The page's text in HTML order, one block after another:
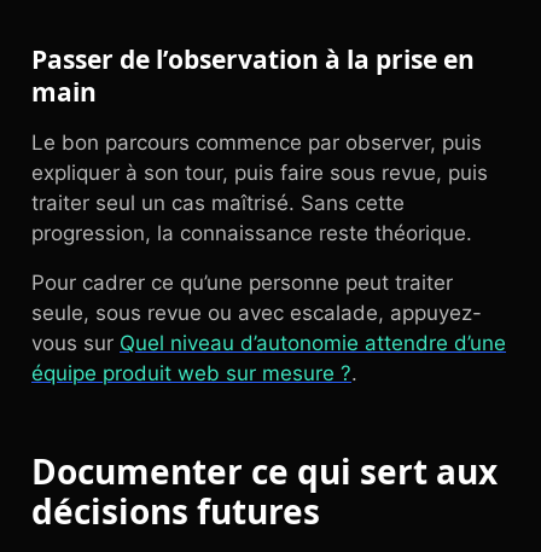
Passer de l’observation à la prise en
main
Le bon parcours commence par observer, puis
expliquer à son tour, puis faire sous revue, puis
traiter seul un cas maîtrisé. Sans cette
progression, la connaissance reste théorique.
Pour cadrer ce qu’une personne peut traiter
seule, sous revue ou avec escalade, appuyez-
vous sur Quel niveau d’autonomie attendre d’une
équipe produit web sur mesure ?.
Documenter ce qui sert aux
décisions futures